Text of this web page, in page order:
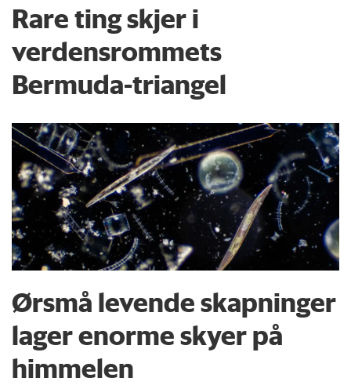
Rare ting skjer i
verdensrommets
Bermuda-triangel
Ørsmå levende skapninger
lager enorme skyer på
himmelen